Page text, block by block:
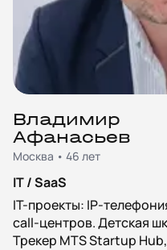
Владимир
Афанасьев
Москва • 46 лет
IT / SaaS
IT-проекты: IP-
call-центров. Детская
Трекер MTS Startup